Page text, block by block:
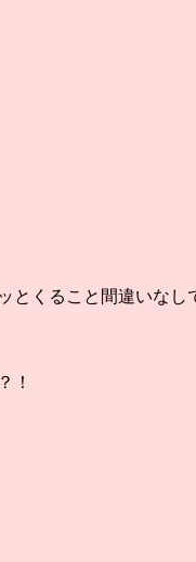
とくること間違いなし
！